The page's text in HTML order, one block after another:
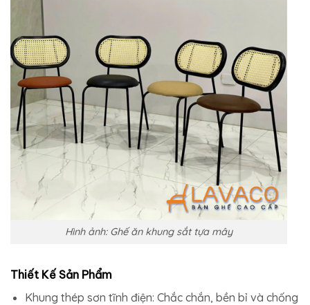
Hình ảnh: Ghế ăn khung sắt tựa mây
Thiết Kế Sản Phẩm
Khung thép sơn tĩnh điện: Chắc chắn, bền bỉ và chống